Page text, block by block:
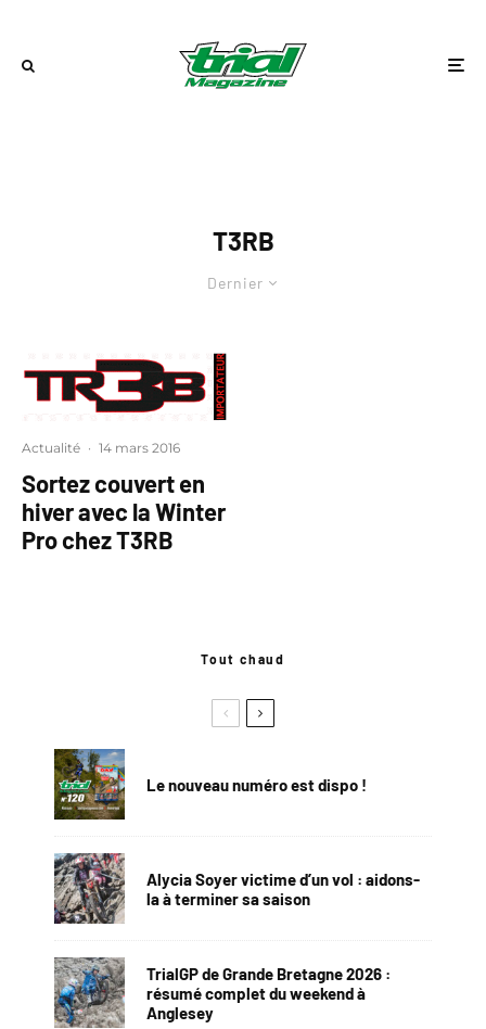
T3RB
Dernier
Actualité · 14 mars 2016
Sortez couvert en
hiver avec la Winter
Pro chez T3RB
Tout chaud
Le nouveau numéro est dispo !
Alycia Soyer victime d’un vol : aidons-
la à terminer sa saison
TrialGP de Grande Bretagne 2026 :
résumé complet du weekend à
Anglesey